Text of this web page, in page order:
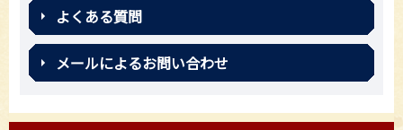
よくある質問
メールによるお問い合わせ